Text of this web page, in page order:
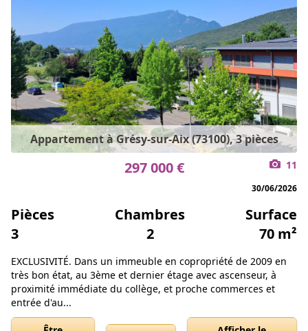
Appartement à Grésy-sur-Aix (73100), 3 pièces
297 000 € 11
30/06/2026
Pièces
3
Chambres
2
Surface
70 m²
EXCLUSIVITÉ. Dans un immeuble en copropriété de 2009 en
très bon état, au 3ème et dernier étage avec ascenseur, à
proximité immédiate du collège, et proche commerces et
entrée d'au...